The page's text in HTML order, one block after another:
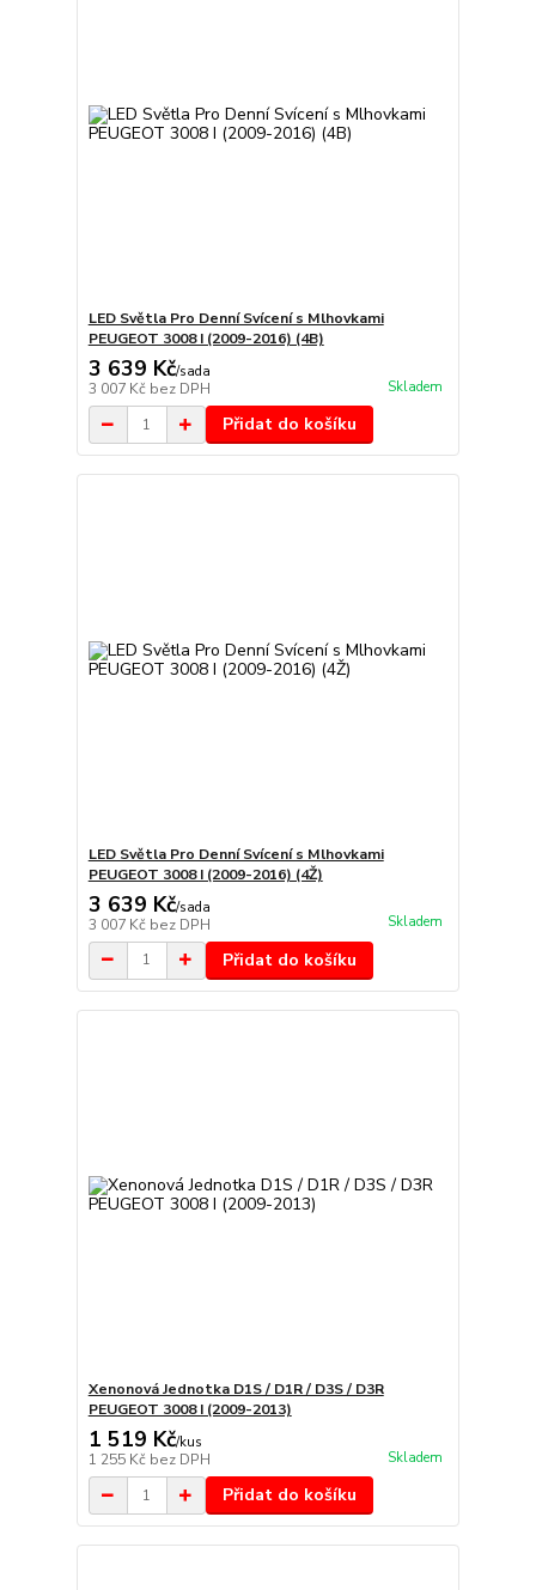
LED Světla Pro Denní Svícení s Mlhovkami
PEUGEOT 3008 I (2009-2016) (4B)
3 639 Kč/sada
3 007 Kč bez DPH Skladem
Přidat do košíku
LED Světla Pro Denní Svícení s Mlhovkami
PEUGEOT 3008 I (2009-2016) (4Ž)
3 639 Kč/sada
3 007 Kč bez DPH Skladem
Přidat do košíku
Xenonová Jednotka D1S / D1R / D3S / D3R
PEUGEOT 3008 I (2009-2013)
1 519 Kč/kus
1 255 Kč bez DPH Skladem
Přidat do košíku